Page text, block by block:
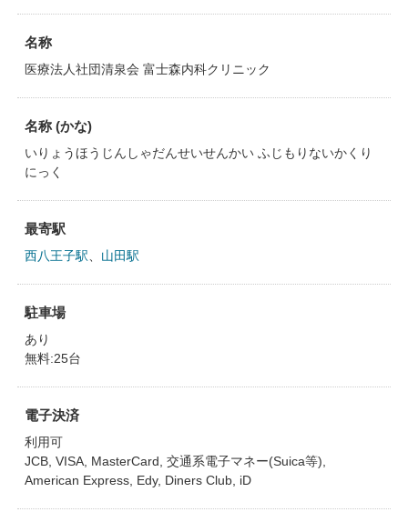
名称
医療法人社団清泉会 富士森内科クリニック
名称 (かな)
いりょうほうじんしゃだんせいせんかい ふじもりないかくり
にっく
最寄駅
西八王子駅 山田駅
駐車場
あり
無料:25台
電子決済
利用可
JCB, VISA, MasterCard, 交通系電子マネー(Suica等),
American Express, Edy, Diners Club, iD